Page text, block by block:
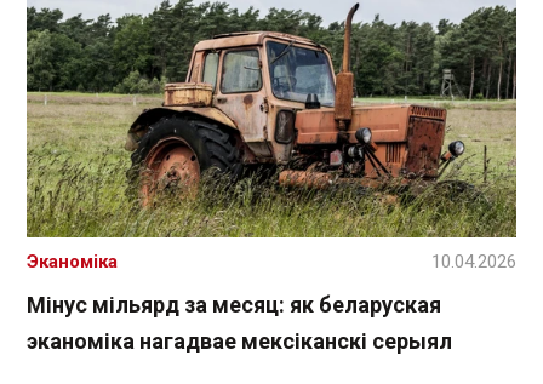
Мінус мільярд за месяц: як беларуская
эканоміка нагадвае мексіканскі серыял
Эканоміка 10.04.2026